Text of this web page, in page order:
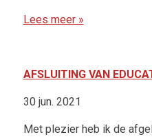
Lees meer »
AFSLUITING VAN
30 jun. 2021
Met plezier heb ik de